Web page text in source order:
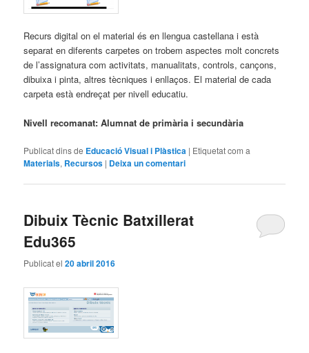
Recurs digital on el material és en llengua castellana i està
separat en diferents carpetes on trobem aspectes molt concrets
de l’assignatura com activitats, manualitats, controls, cançons,
dibuixa i pinta, altres tècniques i enllaços. El material de cada
carpeta està endreçat per nivell educatiu.
Nivell recomanat: Alumnat de primària i secundària
Publicat dins de Educació Visual i Plàstica | Etiquetat com a
Materials, Recursos | Deixa un comentari
Dibuix Tècnic Batxillerat
Edu365
Publicat el20 abril 2016